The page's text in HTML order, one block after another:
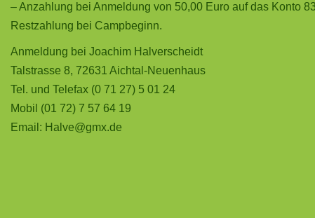
– Anzahlung bei Anmeldung von 50,00 Euro auf das Konto
Restzahlung bei Campbeginn.
Anmeldung bei Joachim Halverscheidt
Talstrasse 8, 72631 Aichtal-Neuenhaus
Tel. und Telefax (0 71 27) 5 01 24
Mobil (01 72) 7 57 64 19
Email: Halve@gmx.de